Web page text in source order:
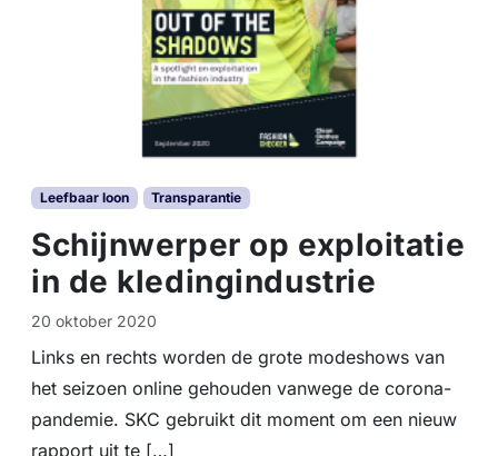
d
s
d
o
c
u
m
o
v
r
a
n
Leefbaar loon Transparantie
Schijnwerper op exploitatie
in de kledingindustrie
20 oktober 2020
Links en rechts worden de grote modeshows van
het seizoen online gehouden vanwege de corona-
pandemie. SKC gebruikt dit moment om een nieuw
rapport uit te […]